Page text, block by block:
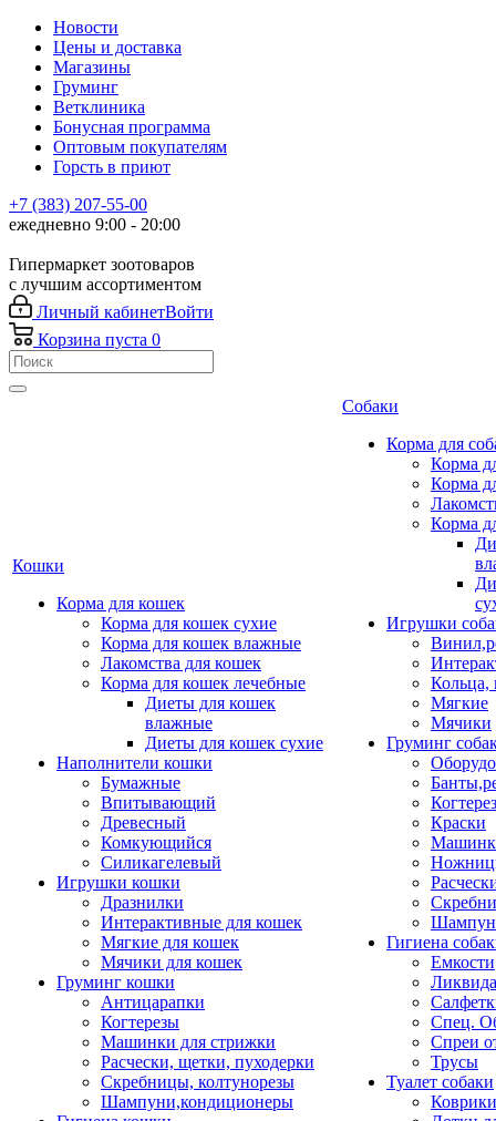
Новости
Цены и доставка
Магазины
Груминг
Ветклиника
Бонусная программа
Оптовым покупателям
Горсть в приют
+7 (383) 207-55-00
ежедневно 9:00 - 20:00
Гипермаркет зоотоваров
с лучшим ассортиментом
Личный кабинетВойти
Корзина пуста 0
Кошки
Корма для кошек
Корма для кошек сухие
Корма для кошек влажные
Лакомства для кошек
Корма для кошек лечебные
Диеты для кошек
влажные
Диеты для кошек сухие
Наполнители кошки
Бумажные
Впитывающий
Древесный
Комкующийся
Силикагелевый
Игрушки кошки
Дразнилки
Интерактивные для кошек
Мягкие для кошек
Мячики для кошек
Груминг кошки
Антицарапки
Когтерезы
Машинки для стрижки
Расчески, щетки, пуходерки
Скребницы, колтунорезы
Шампуни,кондиционеры
Собаки
Корма для
Корма
Корма
Корма
Игрушки
Кольца,
Мягкие
Мячики
Груминг
Краски
Гигиена
Емкости
Спец.
Спреи
Трусы
Туалет собаки
Коврики